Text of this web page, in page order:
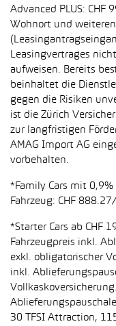
Advanced PLUS: CHF
Wohnort und
Leasingvertrages
aufweisen. Bereits
beinhaltet die
gegen die Risiken
ist die Zürich
zur langfristigen
AMAG Import AG
vorbehalten.
*Family Cars mit 0,9%
Fahrzeug: CHF
*Starter Cars ab CHF
Fahrzeugpreis inkl.
exkl. obligatorischer
inkl.
30 TFSI Attraction,